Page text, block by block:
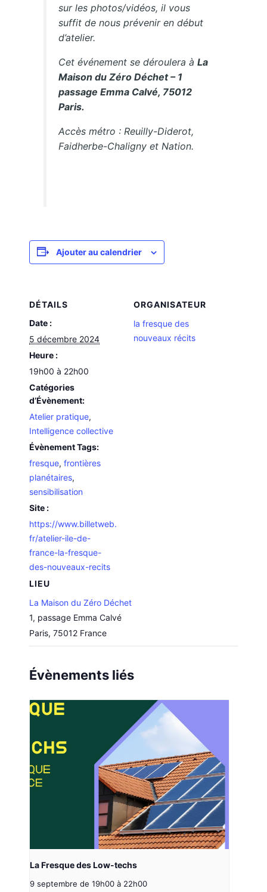
sur les photos/vidéos, il vous
suffit de nous prévenir en début
d’atelier.
Cet événement se déroulera àLa
Maison du Zéro Déchet – 1
passage Emma Calvé, 75012
Paris.
Accès métro : Reuilly-Diderot,
Faidherbe-Chaligny et Nation.
Ajouter au calendrier
DÉTAILS
Date :
5 décembre 2024
Heure :
19h00 à 22h00
Catégories
d’Évènement:
Atelier pratique,
Intelligence collective
Évènement Tags:
fresque,frontières
planétaires,
sensibilisation
Site :
https://www.billetweb.
fr/atelier-ile-de-
france-la-fresque-
des-nouveaux-recits
LIEU
La Maison du Zéro Déchet
1, passage Emma Calvé
Paris, 75012 France
ORGANISATEUR
la fresque des
nouveaux récits
Évènements liés
La Fresque des Low-techs
9 septembre de 19h00 à 22h00